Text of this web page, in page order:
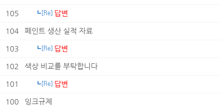
105 답변
104 페인트 생산 실적 자료
103 답변
102 색상 비교를 부탁합니다
101 답변
100 잉크규제